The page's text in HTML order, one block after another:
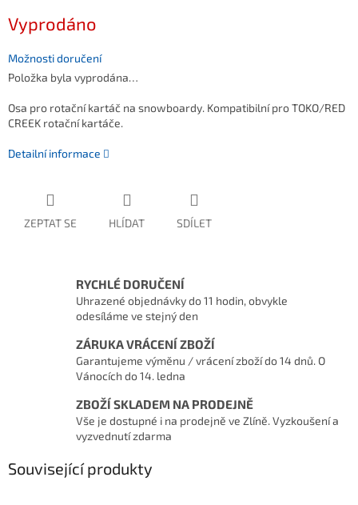
Vyprodáno
Možnosti doručení
Položka byla vyprodána…
Osa pro rotační kartáč na snowboardy. Kompatibilní pro TOKO/RED
CREEK rotační kartáče.
Detailní informace
ZEPTAT SE HLÍDAT SDÍLET
RYCHLÉ DORUČENÍ
Uhrazené objednávky do 11 hodin, obvykle
odesíláme ve stejný den
ZÁRUKA VRÁCENÍ ZBOŽÍ
Garantujeme výměnu / vrácení zboží do 14 dnů. O
Vánocích do 14. ledna
ZBOŽÍ SKLADEM NA PRODEJNĚ
Vše je dostupné i na prodejně ve Zlíně. Vyzkoušení a
vyzvednutí zdarma
Související produkty